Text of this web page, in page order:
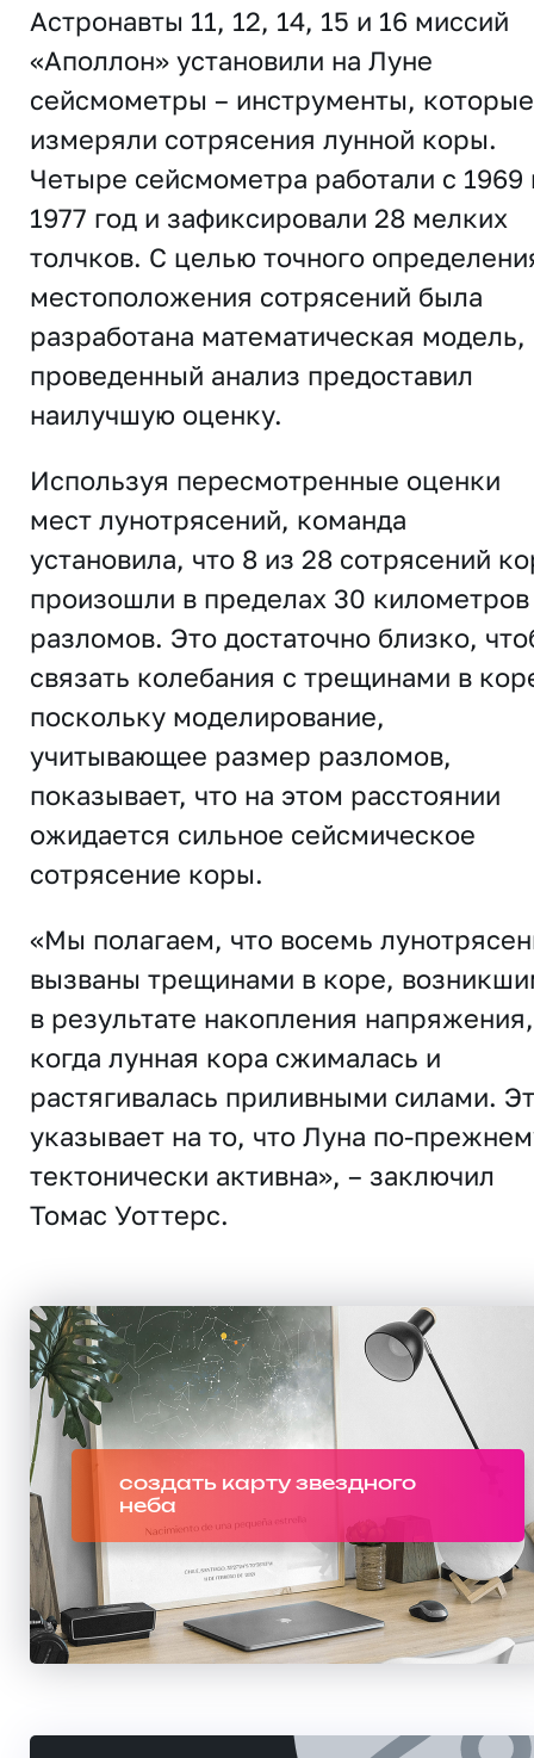
Астронавты 11, 12, 14, 15 и 16 миссий
«Аполлон» установили на Луне
сейсмометры – инструменты, которые
измеряли сотрясения лунной коры.
Четыре сейсмометра работали с 1969
1977 год и зафиксировали 28 мелких
толчков. С целью точного
местоположения сотрясений была
разработана математическая модель,
проведенный анализ предоставил
наилучшую оценку.
Используя пересмотренные оценки
мест лунотрясений, команда
установила, что 8 из 28 сотрясений
произошли в пределах 30 километров
разломов. Это достаточно близко,
связать колебания с трещинами в
поскольку моделирование,
учитывающее размер разломов,
показывает, что на этом расстоянии
ожидается сильное сейсмическое
сотрясение коры.
«Мы полагаем, что восемь
вызваны трещинами в коре,
в результате накопления напряжения,
когда лунная кора сжималась и
растягивалась приливными силами.
указывает на то, что Луна по-
тектонически активна», – заключил
Томас Уоттерс.
создать карту звездного
неба